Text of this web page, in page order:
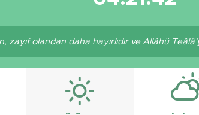
zayıf olandan daha hayırlıdır ve Allâhü